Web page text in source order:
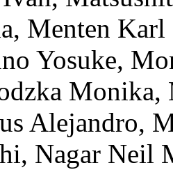
, Menten Karl
Yosuke,
Monika,
Alejandro,
, Nagar Neil